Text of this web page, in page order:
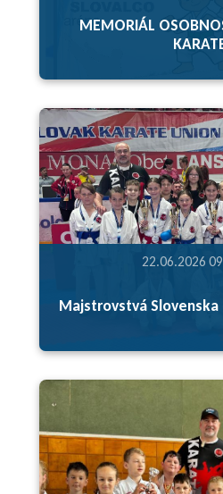
MEMORIÁL
22.06.2026
Majstrovstvá Slovenska